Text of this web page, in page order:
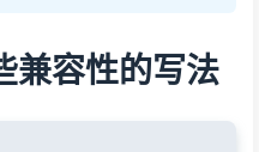
兼容性的写法